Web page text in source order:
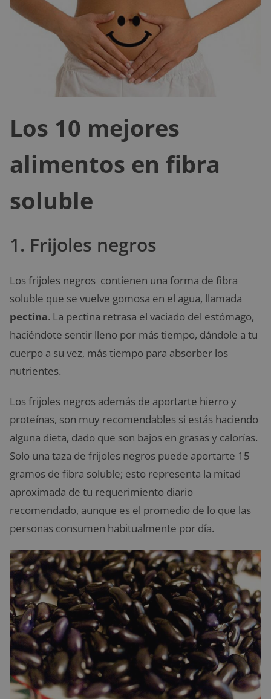
Los 10 mejores
alimentos en fibra
soluble
1. Frijoles negros
Los frijoles negros contienen una forma de fibra
soluble que se vuelve gomosa en el agua, llamada
pectina. La pectina retrasa el vaciado del estómago,
haciéndote sentir lleno por más tiempo, dándole a tu
cuerpo a su vez, más tiempo para absorber los
nutrientes.
Los frijoles negros además de aportarte hierro y
proteínas, son muy recomendables si estás haciendo
alguna dieta, dado que son bajos en grasas y calorías.
Solo una taza de frijoles negros puede aportarte 15
gramos de fibra soluble; esto representa la mitad
aproximada de tu requerimiento diario
recomendado, aunque es el promedio de lo que las
personas consumen habitualmente por día.